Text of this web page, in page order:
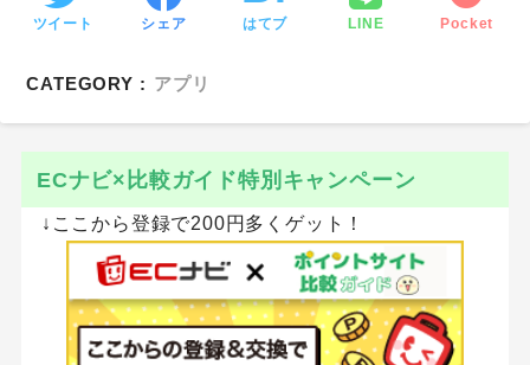
ツイート シェア はてブ LINE Pocket
CATEGORY : アプリ
ECナビ×比較ガイド特別キャンペーン
↓ここから登録で200円多くゲット！